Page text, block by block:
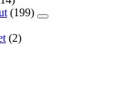
(199)
(2)